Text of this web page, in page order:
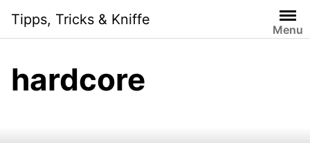
content
Tipps, Tricks & Kniffe
Menu
hardcore